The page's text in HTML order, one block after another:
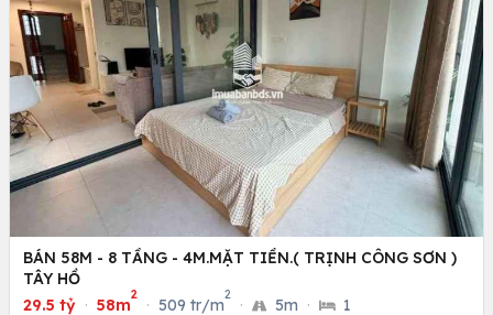
BÁN 58M - 8 TẦNG - 4M.MẶT TIỀN.( TRỊNH CÔNG SƠN )
TÂY HỒ
29.5 tỷ · 58m
2
· 509 tr/m
2
· 5m · 1